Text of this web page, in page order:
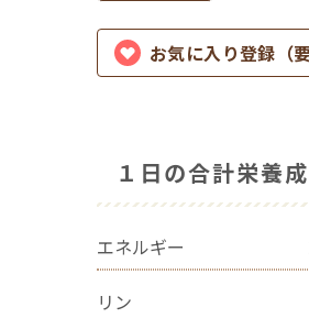
お気に入り登録（
１日の合計栄養
エネルギー
リン